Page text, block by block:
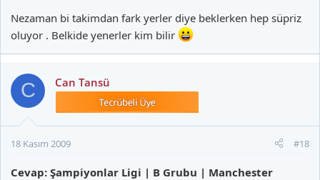
Nezaman bi takimdan fark yerler diye beklerken hep süpriz
oluyor . Belkide yenerler kim bilir
C Can Tansü
18 Kasım 2009 #18
Cevap: Şampiyonlar Ligi | B Grubu | Manchester